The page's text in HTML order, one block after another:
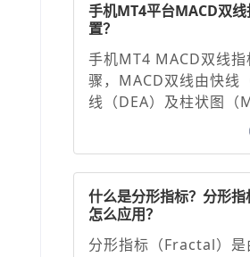
手机MT4平台MACD双
置？
手机MT4 MACD双线指
骤，MACD双线由快线
线（DEA）及柱状图（
组成，通过调整参数可
敏度：1. 打开图表并添
击底部“指标”按钮，搜
“MACD”。2. 基础参数
（26周期EMA）、信
什么是分形指标？分形
怎么应用？
分形指标（Fractal）是